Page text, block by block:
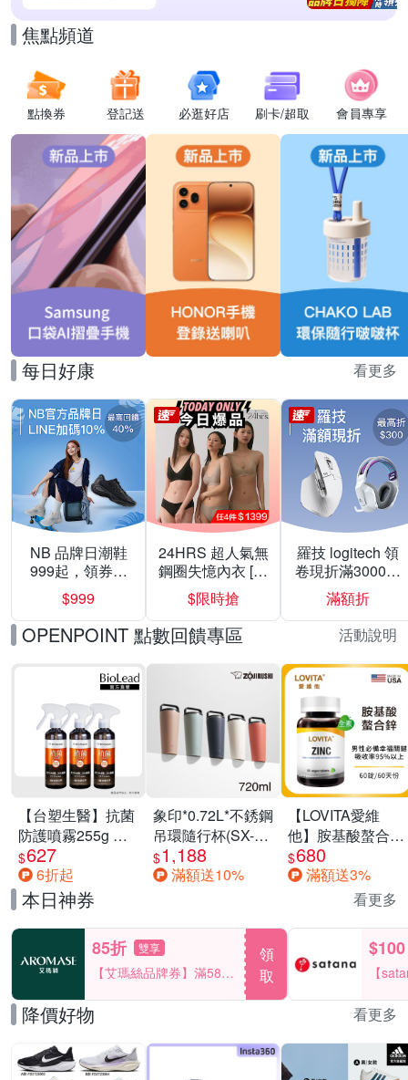
焦點頻道
點換券 登記送 必逛好店 刷卡/超取 會員專享
每日好康 看更多
NB 品牌日潮鞋
999起，領券折
上折 最高回饋
40%
$999
24HRS 超人氣無
鋼圈失憶內衣 [熱
銷好評]
$限時搶
羅技 logitech 領
卷現折滿3000折
300
滿額折
OPENPOINT 點數回饋專區 活動說明
【台塑生醫】抗菌
防護噴霧255g 三
入組
$627
6折起
象印*0.72L*不銹鋼
吊環隨行杯(SX-
LA72H)
$1,188
滿額送10%
【LOVITA愛維
他】胺基酸螯合鋅
x2瓶30mg素食錠
(鋅錠)
$680
滿額送3%
本日神券 看更多
85折 雙享
【艾瑪絲品牌券】滿580
享85折！
領
取
$100
【
一件
降價好物 看更多